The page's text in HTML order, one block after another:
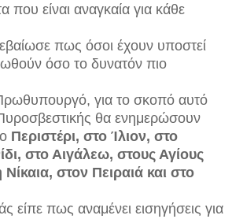
που είναι αναγκαία για κάθε
πως όσοι έχουν υποστεί
όσο το δυνατόν πιο
για το σκοπό αυτό
θα ενημερώσουν
Περιστέρι, στο Ίλιον, στο
στο Αιγάλεω, στους Αγίους
στον Πειραιά και στο
είπε πως αναμένει εισηγήσεις για